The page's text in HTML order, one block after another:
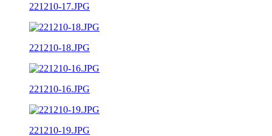
221210-17.JPG
221210-18.JPG
221210-16.JPG
221210-19.JPG